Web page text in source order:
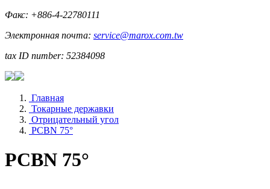
Факс: +886-4-22780111
Электронная почта: service@marox.com.tw
tax ID number: 52384098
Главная
Токарные державки
Отрицательный угол
PCBN 75°
PCBN 75°